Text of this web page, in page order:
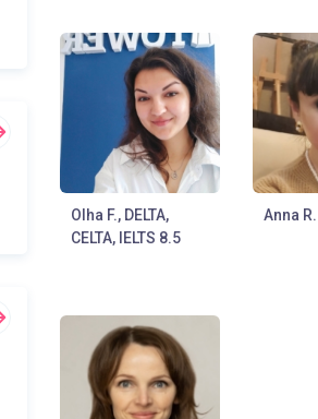
Olha F., DELTA,
CELTA, IELTS 8.5
Anna